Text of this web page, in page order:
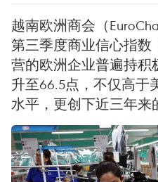
越南欧洲商会（
第三季度商业信心指数
营的欧洲企业普遍持积
升至66.5点，不仅高于
水平，更创下近三年来